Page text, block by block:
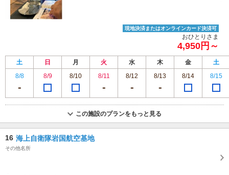
現地決済またはオンラインカード決済可
おひとりさま
4,950円～
土 日 月 火 水 木 金
土
8/8
8/9 8/10 8/11 8/12 8/13 8/14 8/15
この施設のプランをもっと見る
16 海上自衛隊岩国航空基地
その他名所